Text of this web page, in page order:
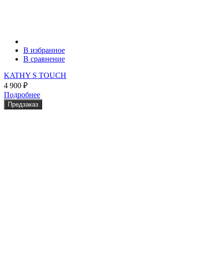
В избранное
В сравнение
KATHY S TOUCH
4 900 ₽
Подробнее
Предзаказ